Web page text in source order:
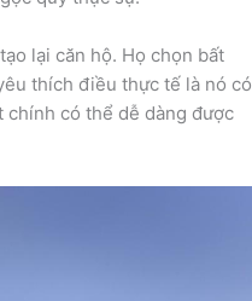
lại căn hộ. Họ chọn bất
thích điều thực tế là nó có
chính có thể dễ dàng được